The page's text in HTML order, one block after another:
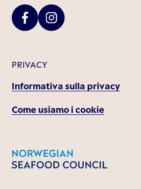
PRIVACY
Informativa sulla privacy
Come usiamo i cookie